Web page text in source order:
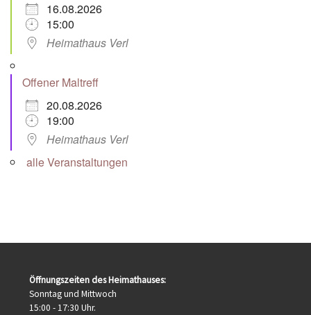
16.08.2026
15:00
Heimathaus Verl
Offener Maltreff
20.08.2026
19:00
Heimathaus Verl
alle Veranstaltungen
Öffnungszeiten des Heimathauses:
Sonntag und Mittwoch
15:00 - 17:30 Uhr.